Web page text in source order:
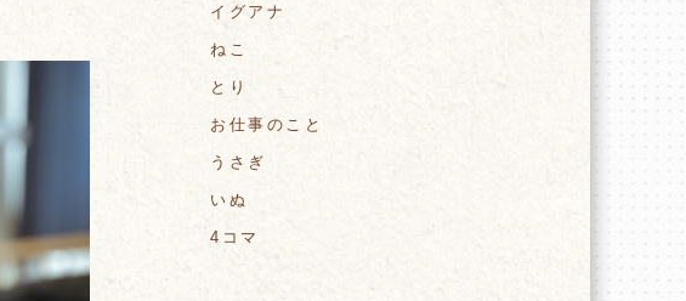
イグアナ
ねこ
とり
お仕事のこと
うさぎ
いぬ
4コマ